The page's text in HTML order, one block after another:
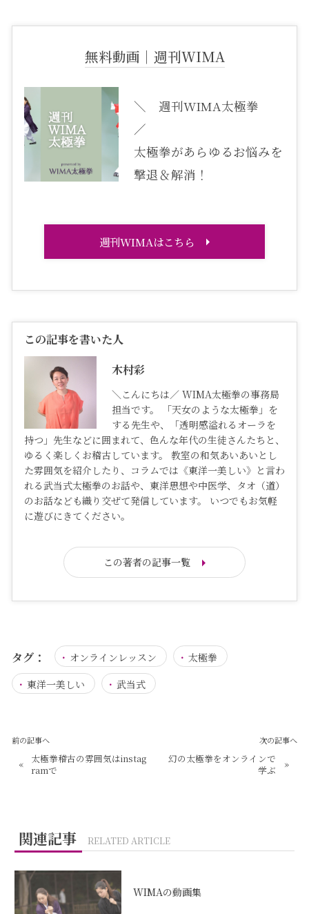
無料動画｜週刊WIMA
＼ 週刊WIMA太極拳
／
太極拳があらゆるお悩みを
撃退＆解消！
週刊WIMAはこちら
この記事を書いた人
木村彩
＼こんにちは／ WIMA太極拳の事務局
担当です。 「天女のような太極拳」を
する先生や、「透明感溢れるオーラを
持つ」先生などに囲まれて、色んな年代の生徒さんたちと、
ゆるく楽しくお稽古しています。 教室の和気あいあいとし
た雰囲気を紹介したり、コラムでは《東洋一美しい》と言わ
れる武当式太極拳のお話や、東洋思想や中医学、タオ（道）
のお話なども織り交ぜて発信しています。 いつでもお気軽
に遊びにきてください。
この著者の記事一覧
タグ： オンラインレッスン
太極拳
東洋一美しい
武当式
前の記事へ
«
太極拳稽古の雰囲気はinstag
ramで
次の記事へ
幻の太極拳をオンラインで
学ぶ
»
関連記事 RELATED ARTICLE
WIMAの動画集